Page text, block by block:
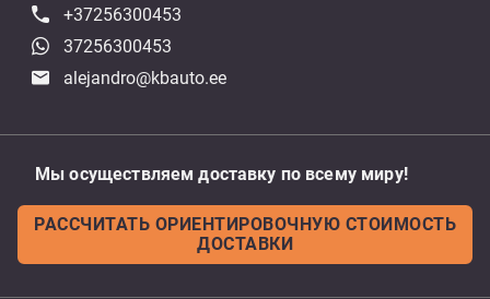
+37256300453
37256300453
alejandro@kbauto.ee
Мы осуществляем доставку по всему миру!
РАССЧИТАТЬ ОРИЕНТИРОВОЧНУЮ СТОИМОСТЬ
ДОСТАВКИ